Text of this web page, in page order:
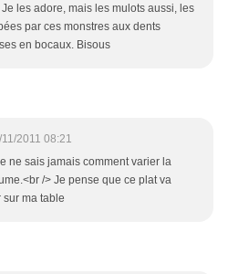
les adore, mais les mulots aussi, les
par ces monstres aux dents
en bocaux. Bisous
2011 08:21
ne sais jamais comment varier la
/> Je pense que ce plat va
ma table